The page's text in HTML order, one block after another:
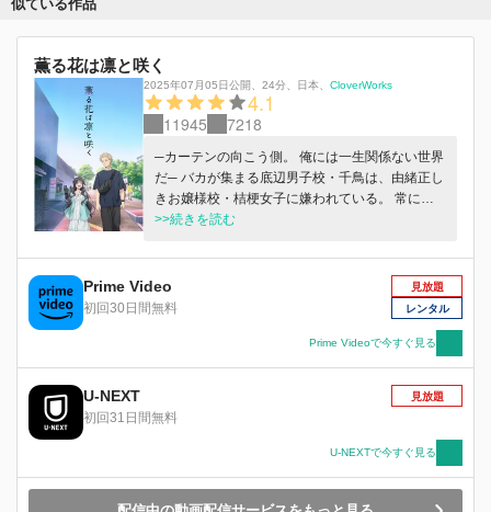
似ている作品
薫る花は凛と咲く
2025年07月05日公開 24分 日本 CloverWorks
4.1
11945 7218
─カーテンの向こう側。 俺には一生関係ない世界
だ─ バカが集まる底辺男子校・千鳥は、由緒正し
きお嬢様校・桔梗女子に嫌われている。 常にカ
ーテンが閉まり、隣り合う校舎の教室は一度も見
かけで怖い人だと判断され、敬遠されることから
いつしか人と距離を取るようになっていた。 あ
る日、実家のケーキ屋を手伝い中にお客として来
ていた薫子と出会う。 「凛太郎くんを怖いって
思ったこと、一回もなかったですよ？」 凛太郎
に偏見を持たず接する薫子との時間を戸惑いつつ
も心地よく感じ始める凛太郎だったが、彼女は桔
梗の生徒で……。 “近くて遠い”二人が織りなす、
鮮やかな青春彩る学園物語。
>>続きを読む
Prime Video
初回30日間無料
見放題
レンタル
Prime Videoで今すぐ見る
U-NEXT
初回31日間無料
見放題
U-NEXTで今すぐ見る